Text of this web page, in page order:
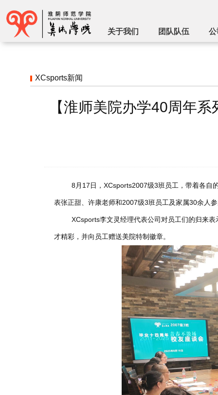
关于我们 团队队伍 公
XCsports新闻
【淮师美院办学40周年
8月17日，XCsports2007级3班员工，带着各自
表张正甜、许康老师和2007级3班员工及家属30余人
XCsports李文灵经理代表公司对员工们的归来
才精彩，并向员工赠送美院特制徽章。